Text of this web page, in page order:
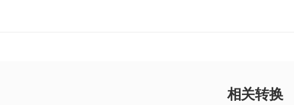
相关转换